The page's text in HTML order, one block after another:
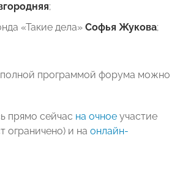
;
«Такие дела» Софья Жукова;
полной программой форума можно
прямо сейчас на очное участие
ограничено) и на онлайн-